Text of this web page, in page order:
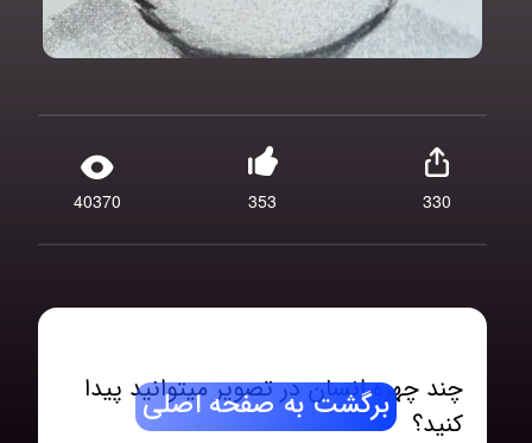
40370 353 330
چند چهره انسان در تصویر میتوانید پیدا
کنید؟
برگشت به صفحه اصلی